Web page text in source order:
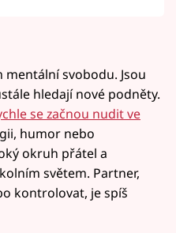
svobodu. Jsou
hledají nové podněty.
se začnou nudit ve
humor nebo
okruh přátel a
světem. Partner,
kontrolovat, je spíš